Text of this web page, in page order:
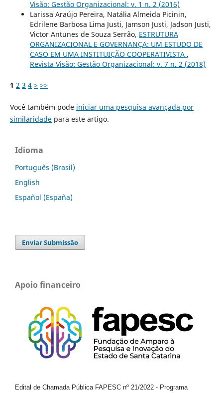
Visão: Gestão Organizacional: v. 1 n. 2 (2016)
Larissa Araújo Pereira, Natália Almeida Picinin,
Edrilene Barbosa Lima Justi, Jamson Justi, Jadson Justi,
Victor Antunes de Souza Serrão, ESTRUTURA
ORGANIZACIONAL E GOVERNANÇA: UM ESTUDO DE
CASO EM UMA INSTITUIÇÃO COOPERATIVISTA ,
Revista Visão: Gestão Organizacional: v. 7 n. 2 (2018)
1 2 3 4 > >>
Você também pode iniciar uma pesquisa avançada por
similaridadepara este artigo.
Idioma
Português (Brasil)
English
Español (España)
Enviar Submissão
Apoio financeiro
Edital de Chamada Pública FAPESC nº 21/2022 - Programa